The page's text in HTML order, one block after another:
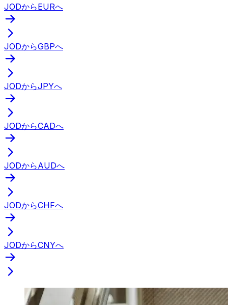
JODからEURへ
JODからGBPへ
JODからJPYへ
JODからCADへ
JODからAUDへ
JODからCHFへ
JODからCNYへ